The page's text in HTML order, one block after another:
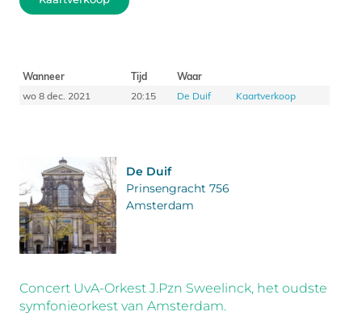
Wanneer Tijd
Waar
wo 8 dec. 2021
20:15 De Duif Kaartverkoop
De Duif
Prinsengracht 756
Amsterdam
Concert UvA-Orkest J.Pzn Sweelinck, het oudste
symfonieorkest van Amsterdam.